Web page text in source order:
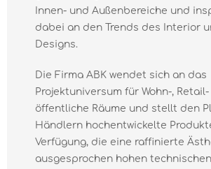
Innen- und Außenbereiche und
dabei an den Trends des Interior
Designs.
Die Firma ABK wendet sich an das
Projektuniversum für Wohn-,
öffentliche Räume und stellt den
Händlern hochentwickelte
Verfügung, die eine raffinierte
ausgesprochen hohen technischen